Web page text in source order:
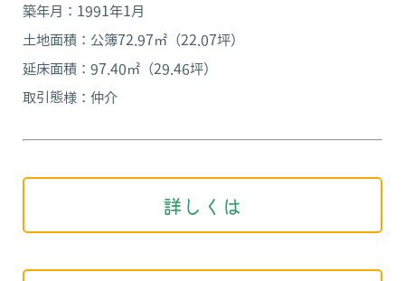
築年月：1991年1月
土地面積：公簿72.97㎡（22.07坪）
延床面積：97.40㎡（29.46坪）
取引態様：仲介
詳しくは